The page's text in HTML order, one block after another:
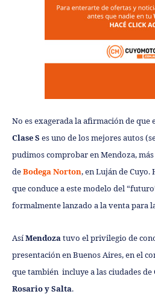
No es exagerada la afirmación de que
Clase S es uno de los mejores autos
pudimos comprobar en Mendoza,
deBodega Norton, en Luján de Cuyo.
que conduce a este modelo del
formalmente lanzado a la venta para
AsíMendoza tuvo el privilegio de
presentación en Buenos Aires, en el
que también incluye a las ciudades de
Rosario y Salta.